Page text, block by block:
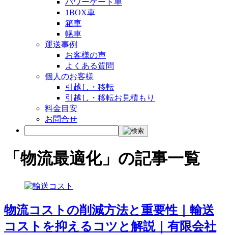
パワーゲート車
1BOX車
箱車
幌車
運送事例
お客様の声
よくある質問
個人のお客様
引越し・移転
引越し・移転お見積もり
料金目安
お問合せ
「物流最適化」の記事一覧
物流コストの削減方法と重要性｜輸送
コストを抑えるコツと解説｜有限会社